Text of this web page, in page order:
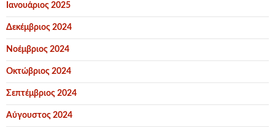
Ιανουάριος 2025
Δεκέμβριος 2024
Νοέμβριος 2024
Οκτώβριος 2024
Σεπτέμβριος 2024
Αύγουστος 2024